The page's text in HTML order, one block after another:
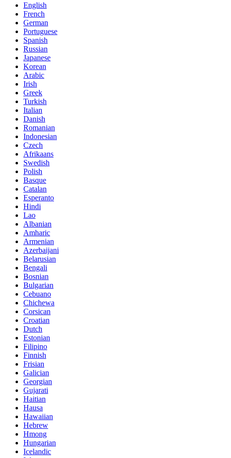
English
French
German
Portuguese
Spanish
Russian
Japanese
Korean
Arabic
Irish
Greek
Turkish
Italian
Danish
Romanian
Indonesian
Czech
Afrikaans
Swedish
Polish
Basque
Catalan
Esperanto
Hindi
Lao
Albanian
Amharic
Armenian
Azerbaijani
Belarusian
Bengali
Bosnian
Bulgarian
Cebuano
Chichewa
Corsican
Croatian
Dutch
Estonian
Filipino
Finnish
Frisian
Galician
Georgian
Gujarati
Haitian
Hausa
Hawaiian
Hebrew
Hmong
Hungarian
Icelandic